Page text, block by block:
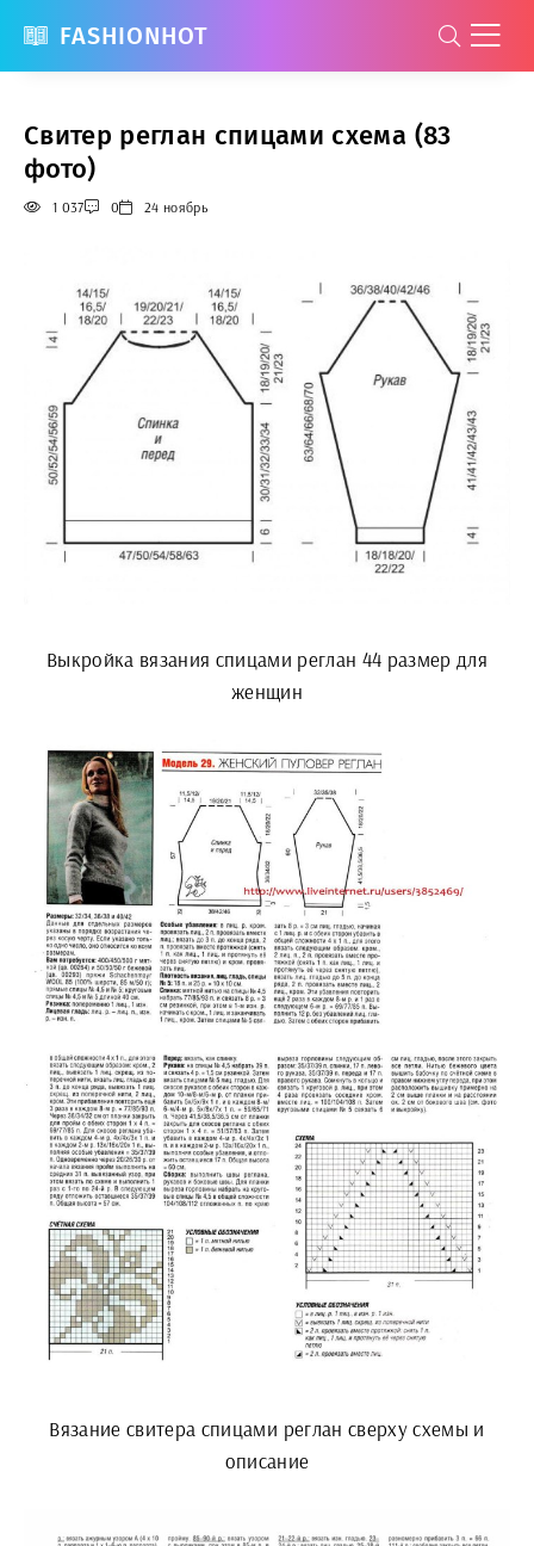
FASHIONHOT
Свитер реглан спицами схема (83
фото)
1 037 0 24 ноябрь
Выкройка вязания спицами реглан 44 размер для
женщин
Вязание свитера спицами реглан сверху схемы и
описание